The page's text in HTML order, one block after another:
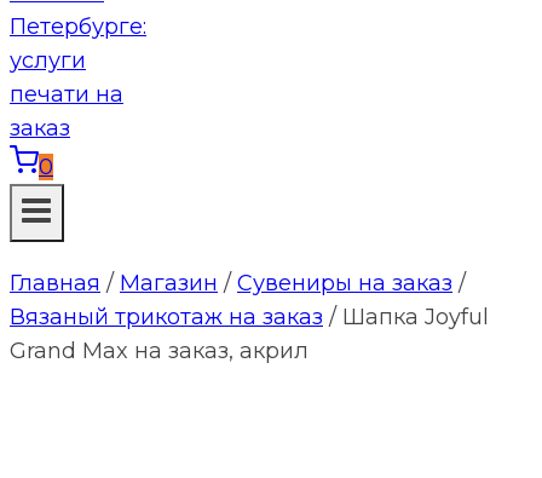
0
Главная / Магазин / Сувениры на заказ /
Вязаный трикотаж на заказ / Шапка Joyful
Grand Max на заказ, акрил